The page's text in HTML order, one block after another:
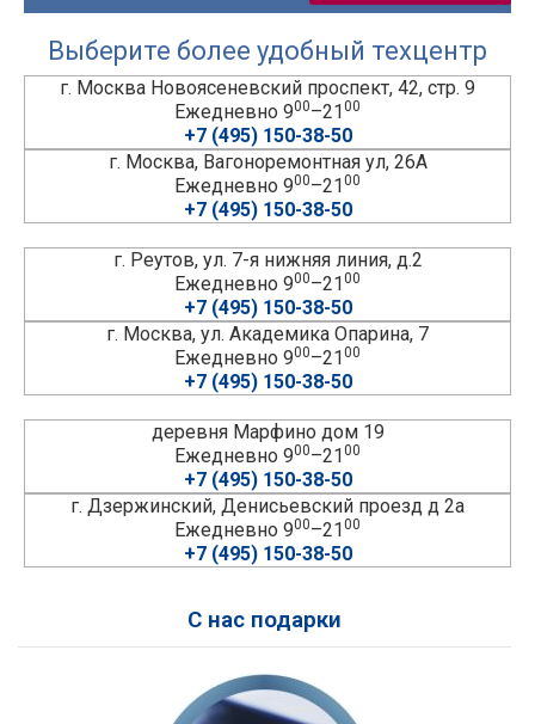
Выберите более удобный техцентр
г. Москва Новоясеневский проспект, 42, стр. 9
Ежедневно 900–2100
+7 (495) 150-38-50
г. Москва, Вагоноремонтная ул, 26А
Ежедневно 900–2100
+7 (495) 150-38-50
г. Реутов, ул. 7-я нижняя линия, д.2
Ежедневно 900–2100
+7 (495) 150-38-50
г. Москва, ул. Академика Опарина, 7
Ежедневно 900–2100
+7 (495) 150-38-50
деревня Марфино дом 19
Ежедневно 900–2100
+7 (495) 150-38-50
г. Дзержинский, Денисьевский проезд д 2а
Ежедневно 900–2100
+7 (495) 150-38-50
С нас подарки